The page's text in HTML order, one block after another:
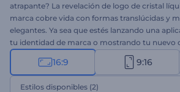
atrapante? La revelación de logo de cristal
marca cobre vida con formas translúcidas y
elegantes. Ya sea que estés lanzando una
tu identidad de marca o mostrando tu nuevo
esta plantilla hará que tu producto luzca
el futuro. La personalización es rápida: sube
eslogan y elige la musica de fondo. ¡Pruébalo
16:9 9:16
Estilos disponibles (2)